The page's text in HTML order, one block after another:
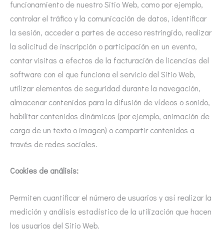
funcionamiento de nuestro Sitio Web, como por ejemplo,
controlar el tráfico y la comunicación de datos, identificar
la sesión, acceder a partes de acceso restringido, realizar
la solicitud de inscripción o participación en un evento,
contar visitas a efectos de la facturación de licencias del
software con el que funciona el servicio del Sitio Web,
utilizar elementos de seguridad durante la navegación,
almacenar contenidos para la difusión de vídeos o sonido,
habilitar contenidos dinámicos (por ejemplo, animación de
carga de un texto o imagen) o compartir contenidos a
través de redes sociales.
Cookies de análisis:
Permiten cuantificar el número de usuarios y así realizar la
medición y análisis estadístico de la utilización que hacen
los usuarios del Sitio Web.